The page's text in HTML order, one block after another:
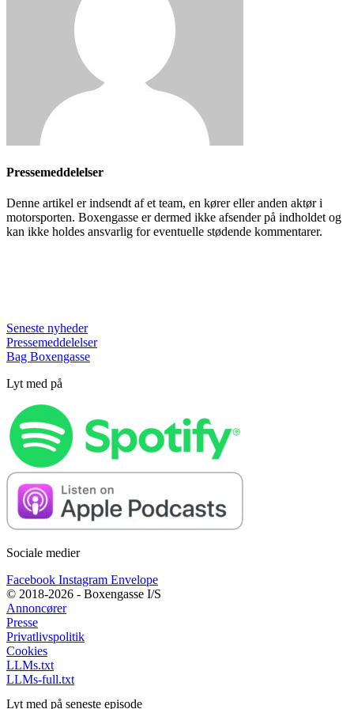
Pressemeddelelser
Denne artikel er indsendt af et team, en kører eller anden aktør i
motorsporten. Boxengasse er dermed ikke afsender på indholdet og
kan ikke holdes ansvarlig for eventuelle stødende kommentarer.
Seneste nyheder
Pressemeddelelser
Bag Boxengasse
Lyt med på
Sociale medier
Facebook Instagram Envelope
© 2018-2026 - Boxengasse I/S
Annoncører
Presse
Privatlivspolitik
Cookies
LLMs.txt
LLMs-full.txt
Lyt med på seneste episode